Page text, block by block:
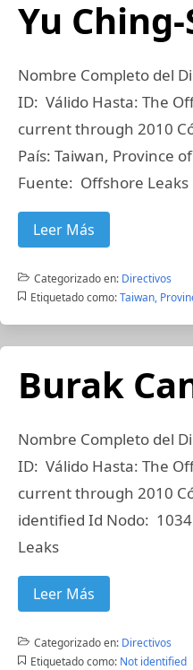
Yu
Nombre Completo del
ID: Válido Hasta: The
current through 2010
País: Taiwan, Province
Fuente: Offshore Leaks
Leer Más
Categorizado en: Directivos
Etiquetado como: Taiwan,
Burak
Nombre Completo del
ID: Válido Hasta: The
current through 2010
identified Id Nodo:
Leaks
Leer Más
Categorizado en: Directivos
Etiquetado como: Not identified